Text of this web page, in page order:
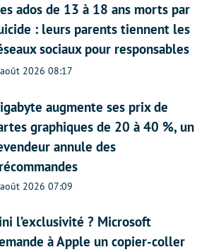
ados de 13 à 18 ans morts par
: leurs parents tiennent les
sociaux pour responsables
2026 08:17
augmente ses prix de
graphiques de 20 à 40 %, un
annule des
2026 07:09
l’exclusivité ? Microsoft
à Apple un copier-coller